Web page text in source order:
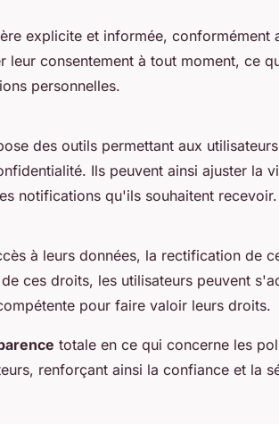
explicite et informée, conformément
leur consentement à tout moment, ce
personnelles.
des outils permettant aux
Ils peuvent ainsi ajuster la
notifications qu'ils souhaitent recevoir.
à leurs données, la rectification de
ces droits, les utilisateurs peuvent
pour faire valoir leurs droits.
totale en ce qui concerne les
renforçant ainsi la confiance et la